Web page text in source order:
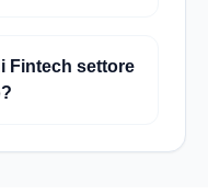
Fintech settore